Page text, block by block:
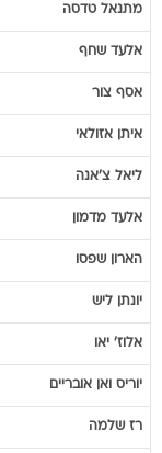
מתנאל טדסה
אלעד שחף
אסף צור
איתן אזולאי
ליאל צ'אנה
אלעד מדמון
הארון שפסו
יונתן ליש
אלוז' יאו
יוריס ואן אובריים
רז שלמה